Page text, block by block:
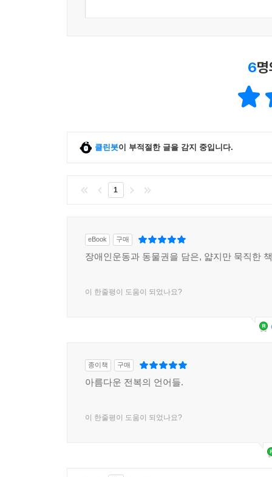
6
클린봇이 부적절한 글을 감지 중입니다.
1
eBook 구매
장애인운동과 동물권을 담은, 얇지만 묵직한
이 한줄평이 도움이 되었나요?
종이책 구매
아름다운 전복의 언어들.
이 한줄평이 도움이 되었나요?